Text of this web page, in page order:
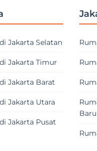
Jakarta Selatan
Jakarta Timur
Jakarta Barat
Jakarta Utara
Jakarta Pusat
Baru